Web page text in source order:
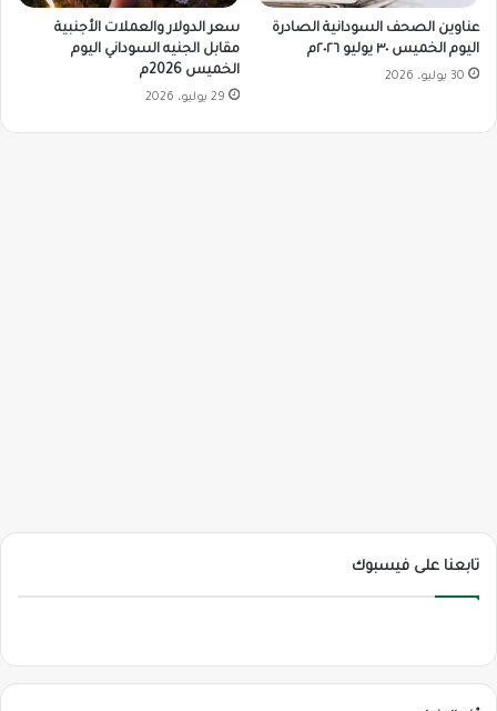
عناوين الصحف السودانية الصادرة
اليوم الخميس ٣٠ يوليو ٢٠٢٦م
30 يوليو، 2026
سعر الدولار والعملات الأجنبية
مقابل الجنيه السوداني اليوم
الخميس 2026م
29 يوليو، 2026
تابعنا على فيسبوك